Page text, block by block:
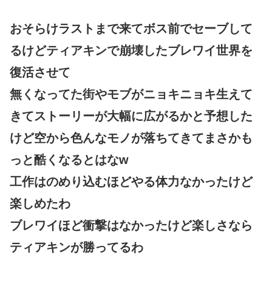
おそらけラストまで来てボス前でセーブして
るけどティアキンで崩壊したブレワイ世界を
復活させて
無くなってた街やモブがニョキニョキ生えて
きてストーリーが大幅に広がるかと予想した
けど空から色んなモノが落ちてきてまさかも
っと酷くなるとはなw
工作はのめり込むほどやる体力なかったけど
楽しめたわ
ブレワイほど衝撃はなかったけど楽しさなら
ティアキンが勝ってるわ